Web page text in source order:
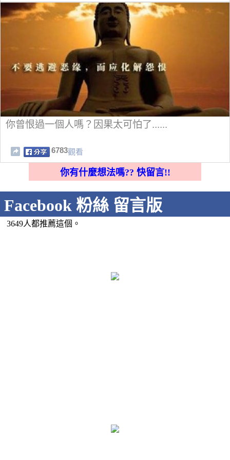
你曾恨過一個人嗎？因果太可怕了......
6783觀看
你有什麼想法嗎?? 快留言!!
Facebook 粉絲 留言版
3649人都推薦這個。